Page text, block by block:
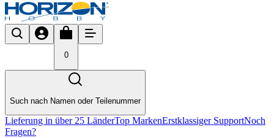
0
Such nach Namen oder Teilenummer
Lieferung in über 25 LänderTop MarkenErstklassiger SupportNoch
Fragen?